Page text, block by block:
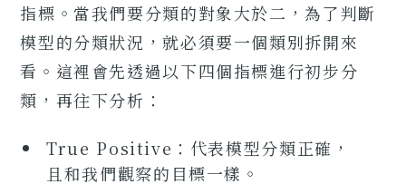
指標。當我們要分類的對象大於二，為了判斷
模型的分類狀況，就必須要一個類別拆開來
看。這裡會先透過以下四個指標進行初步分
類，再往下分析：
True Positive：代表模型分類正確，
且和我們觀察的目標一樣。